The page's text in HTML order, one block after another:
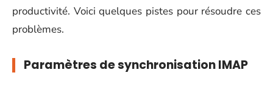
productivité. Voici quelques pistes pour résoudre ces
problèmes.
Paramètres de synchronisation IMAP